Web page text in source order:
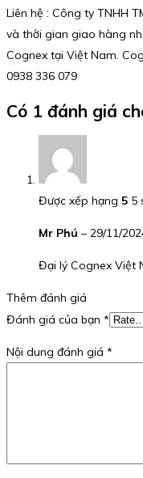
Liên hệ : Công ty TNHH
và thời gian giao hàng
Cognex tại Việt Nam.
0938 336 079
Có 1 đánh giá
Được xếp hạng 5 5
Mr Phú – 29/11/
Đại lý Cognex Việt
Thêm đánh giá
Đánh giá của bạn *
Nội dung đánh giá *